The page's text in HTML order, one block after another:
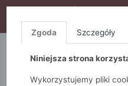
S10), DODATKOWE
5.10.15.
Zgoda Szczegóły
Niniejsza strona
Wykorzystujemy pliki